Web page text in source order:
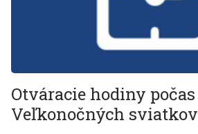
Otváracie hodiny počas
Veľkonočných sviatkov